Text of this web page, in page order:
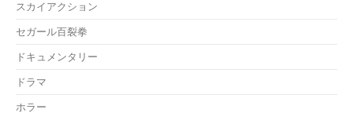
スカイアクション
セガール百裂拳
ドキュメンタリー
ドラマ
ホラー